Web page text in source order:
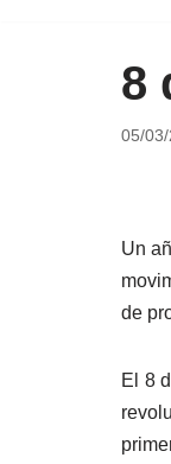
8
05/
Un
de
El 8